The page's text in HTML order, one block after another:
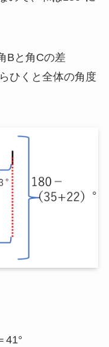
Bと角Cの差
ひくと全体の角度
41°